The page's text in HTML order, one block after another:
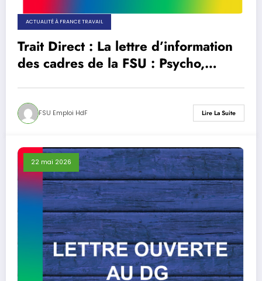
ACTUALITÉ À FRANCE TRAVAIL
Trait Direct : La lettre d’information
des cadres de la FSU : Psycho,
FSU Emploi HdF Lire La Suite
22 mai 2026